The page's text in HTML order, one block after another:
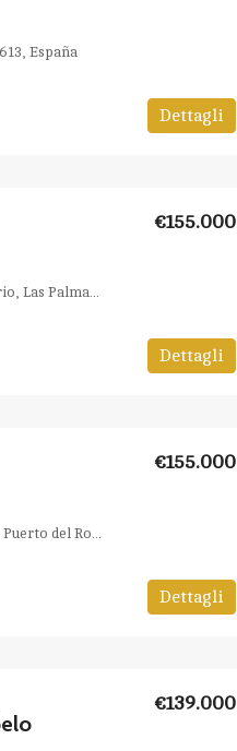
España
Dettagli
€155.000
Calle Almirante Colón, El Charco, Puerto del Rosario, Las Palmas, Canarias, España
Dettagli
€155.000
Dettagli
€139.000